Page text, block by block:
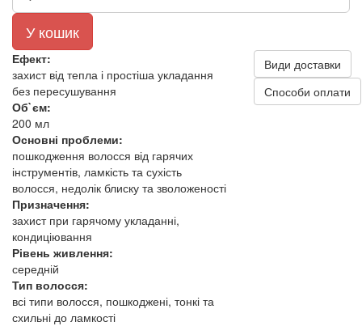
У кошик
Ефект:
захист від тепла і простіша укладання
без пересушування
Об`єм:
200 мл
Основні проблеми:
пошкодження волосся від гарячих
інструментів, ламкість та сухість
волосся, недолік блиску та зволоженості
Призначення:
захист при гарячому укладанні,
кондиціювання
Рівень живлення:
середній
Тип волосся:
всі типи волосся, пошкоджені, тонкі та
схильні до ламкості
Види доставки
Способи оплати